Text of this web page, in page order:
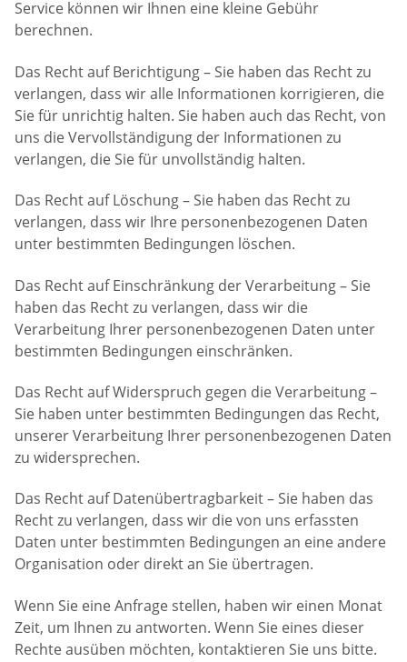
Service können wir Ihnen eine kleine Gebühr
berechnen.
Das Recht auf Berichtigung – Sie haben das Recht zu
verlangen, dass wir alle Informationen korrigieren, die
Sie für unrichtig halten. Sie haben auch das Recht, von
uns die Vervollständigung der Informationen zu
verlangen, die Sie für unvollständig halten.
Das Recht auf Löschung – Sie haben das Recht zu
verlangen, dass wir Ihre personenbezogenen Daten
unter bestimmten Bedingungen löschen.
Das Recht auf Einschränkung der Verarbeitung – Sie
haben das Recht zu verlangen, dass wir die
Verarbeitung Ihrer personenbezogenen Daten unter
bestimmten Bedingungen einschränken.
Das Recht auf Widerspruch gegen die Verarbeitung –
Sie haben unter bestimmten Bedingungen das Recht,
unserer Verarbeitung Ihrer personenbezogenen Daten
zu widersprechen.
Das Recht auf Datenübertragbarkeit – Sie haben das
Recht zu verlangen, dass wir die von uns erfassten
Daten unter bestimmten Bedingungen an eine andere
Organisation oder direkt an Sie übertragen.
Wenn Sie eine Anfrage stellen, haben wir einen Monat
Zeit, um Ihnen zu antworten. Wenn Sie eines dieser
Rechte ausüben möchten, kontaktieren Sie uns bitte.